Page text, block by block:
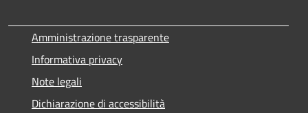
Amministrazione trasparente
Informativa privacy
Note legali
Dichiarazione di accessibilità